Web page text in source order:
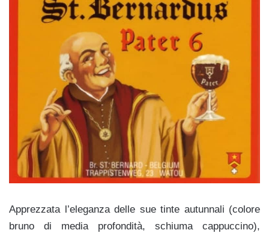
Apprezzata l’eleganza delle sue tinte autunnali (colore
bruno di media profondità, schiuma cappuccino),